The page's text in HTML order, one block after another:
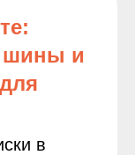
служить
шины и
в